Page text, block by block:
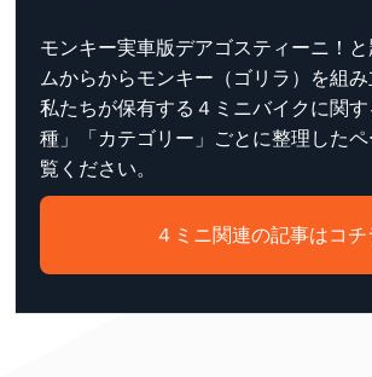
モンキー実車版デアゴスティーニ！
ムからからモンキー（ゴリラ）を組み
私たちが保有する４ミニバイクに関
種」「カテゴリー」ごとに整理した
覧ください。
４ミニ関連の記事はコチ